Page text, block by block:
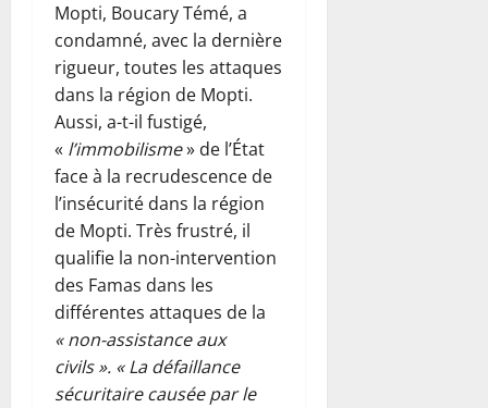
Mopti, Boucary Témé, a
condamné, avec la dernière
rigueur, toutes les attaques
dans la région de Mopti.
Aussi, a-t-il fustigé,
« l’immobilisme» de l’État
face à la recrudescence de
l’insécurité dans la région
de Mopti. Très frustré, il
qualifie la non-intervention
des Famas dans les
différentes attaques de la
« non-assistance aux
civils ». « La défaillance
sécuritaire causée par le